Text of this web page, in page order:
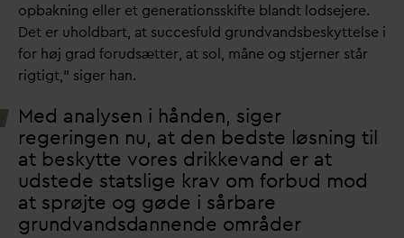
opbakning eller et generationsskifte blandt lodsejere.
Det er uholdbart, at succesfuld grundvandsbeskyttelse i
for høj grad forudsætter, at sol, måne og stjerner står
rigtigt,” siger han.
Med analysen i hånden, siger
regeringen nu, at den bedste løsning til
at beskytte vores drikkevand er at
udstede statslige krav om forbud mod
at sprøjte og gøde i sårbare
grundvandsdannende områder